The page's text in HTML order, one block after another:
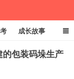
成长故事
包装码垛生产